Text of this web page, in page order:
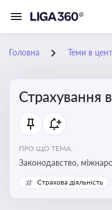
Головна Теми в
Страхування
ПРО ЩО ТЕМА:
Законодавство,
визначають та
майна, боржників та
Страхова діяльність